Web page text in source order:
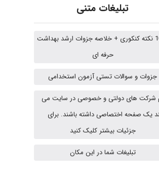
fatima
Jafar Tym
fahimeh sheibani
HaddadiMahsa
تبلیغات متنی
1000 نکته کنکوری + خلاصه جزوات ارشد بهداشت
حرفه ای
جزوات و سوالات تستی آزمون استخدامی
شرکت های دولتی و خصوصی در سایت می
یک صفحه اختصاصی داشته باشند. برای
جزئیات بیشتر کلیک کنید
تبلیغات شما در این مکان